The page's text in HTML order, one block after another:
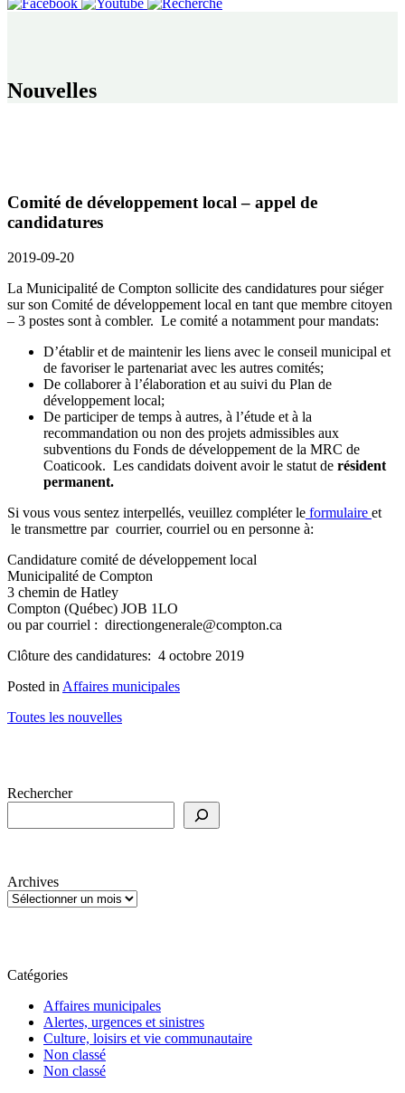
Nouvelles
Comité de développement local – appel de
candidatures
2019-09-20
La Municipalité de Compton sollicite des candidatures pour siéger
sur son Comité de développement local en tant que membre citoyen
– 3 postes sont à combler. Le comité a notamment pour mandats:
D’établir et de maintenir les liens avec le conseil municipal et
de favoriser le partenariat avec les autres comités;
De collaborer à l’élaboration et au suivi du Plan de
développement local;
De participer de temps à autres, à l’étude et à la
recommandation ou non des projets admissibles aux
subventions du Fonds de développement de la MRC de
Coaticook. Les candidats doivent avoir le statut de résident
permanent.
Si vous vous sentez interpellés, veuillez compléter le formulaire et
le transmettre par courrier, courriel ou en personne à:
Candidature comité de développement local
Municipalité de Compton
3 chemin de Hatley
Compton (Québec) JOB 1LO
ou par courriel : directiongenerale@compton.ca
Clôture des candidatures: 4 octobre 2019
Posted in Affaires municipales
Toutes les nouvelles
Rechercher
Archives
Catégories
Affaires municipales
Alertes, urgences et sinistres
Culture, loisirs et vie communautaire
Non classé
Non classé